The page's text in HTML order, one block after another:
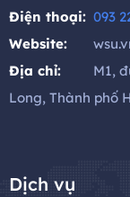
Điện thoại: 093
Website:
Địa chỉ:
M1,
Long, Thành phố
Dịch vụ